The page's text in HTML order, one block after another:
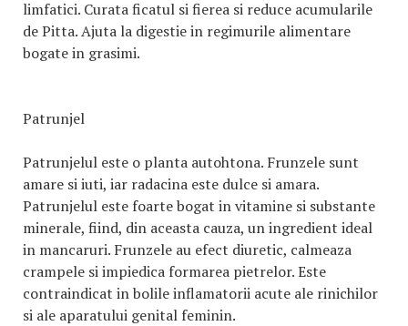
limfatici. Curata ficatul si fierea si reduce acumularile
de Pitta. Ajuta la digestie in regimurile alimentare
bogate in grasimi.
Patrunjel
Patrunjelul este o planta autohtona. Frunzele sunt
amare si iuti, iar radacina este dulce si amara.
Patrunjelul este foarte bogat in vitamine si substante
minerale, fiind, din aceasta cauza, un ingredient ideal
in mancaruri. Frunzele au efect diuretic, calmeaza
crampele si impiedica formarea pietrelor. Este
contraindicat in bolile inflamatorii acute ale rinichilor
si ale aparatului genital feminin.